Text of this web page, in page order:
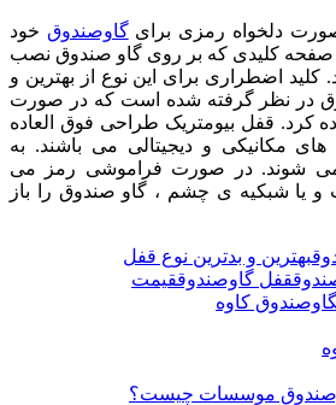
دلخواه رمزی برایگاوصندوق خود
صفحه کلیدی که بر روی گاو صندوق نصب
اضطراری برای این نوع از بهترین و
در نظر گرفته شده است که در صورت
کرد. قفل بیومتریک طراحی فوق العاده
های مکانیکی و دیجیتالی می باشند. به
شوند. در صورت فراموشی رمز می
و یا شبکیه ی چشم ، گاو صندوق را باز
بهترین و بدترین نوع قفل
قفل گاوصندوققیمت
کاوه
موسسات چیست؟